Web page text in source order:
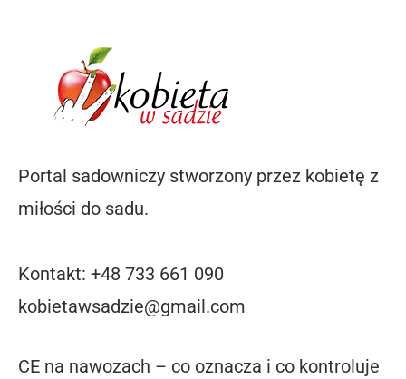
Portal sadowniczy stworzony przez kobietę z
miłości do sadu.
Kontakt: +48 733 661 090
kobietawsadzie@gmail.com
CE na nawozach – co oznacza i co kontroluje